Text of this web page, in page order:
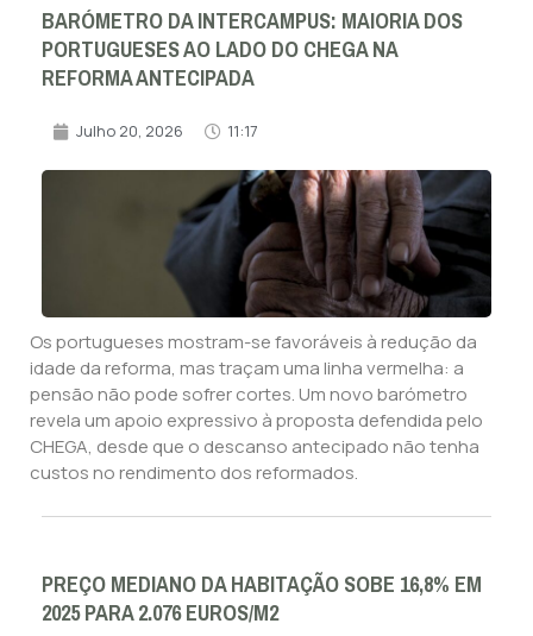
BARÓMETRO DA INTERCAMPUS: MAIORIA DOS
PORTUGUESES AO LADO DO CHEGA NA
REFORMA ANTECIPADA
Julho 20, 2026 11:17
Os portugueses mostram-se favoráveis à redução da
idade da reforma, mas traçam uma linha vermelha: a
pensão não pode sofrer cortes. Um novo barómetro
revela um apoio expressivo à proposta defendida pelo
CHEGA, desde que o descanso antecipado não tenha
custos no rendimento dos reformados.
PREÇO MEDIANO DA HABITAÇÃO SOBE 16,8% EM
2025 PARA 2.076 EUROS/M2